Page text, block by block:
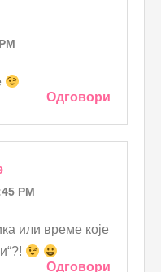
Одговори
PM
или време које
Одговори